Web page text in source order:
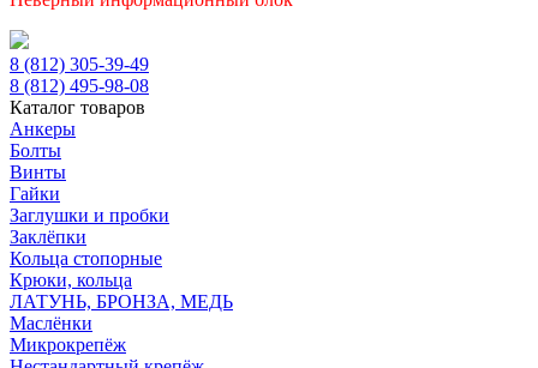
8 (812) 305-39-49
8 (812) 495-98-08
Каталог товаров
Анкеры
Болты
Винты
Гайки
Заглушки и пробки
Заклёпки
Кольца стопорные
Крюки, кольца
ЛАТУНЬ, БРОНЗА, МЕДЬ
Маслёнки
Микрокрепёж